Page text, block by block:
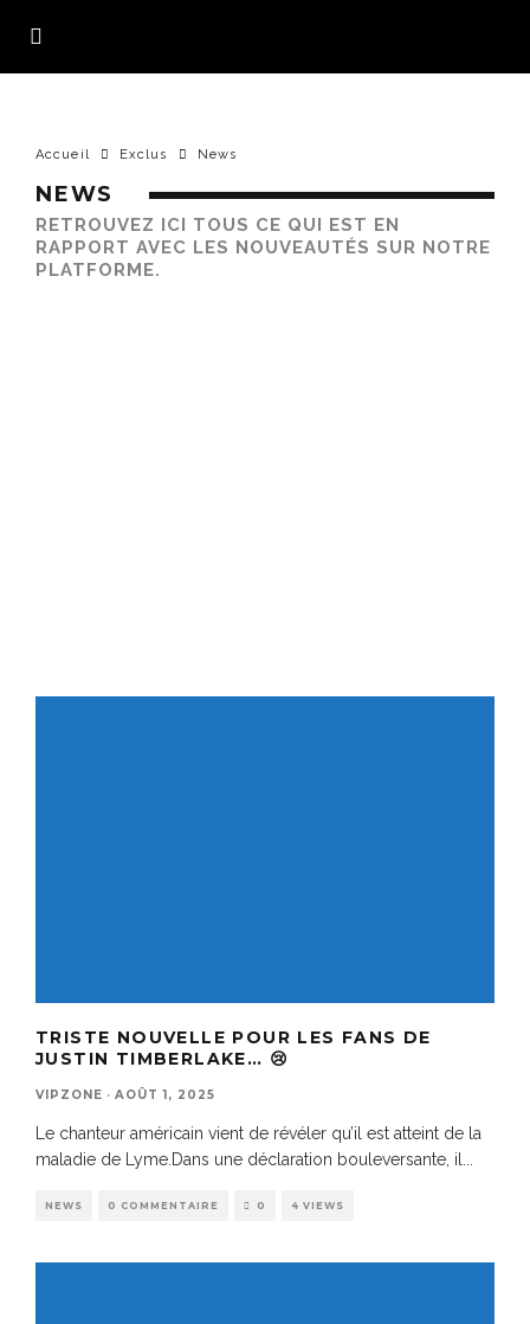
Accueil Exclus News
NEWS
RETROUVEZ ICI TOUS CE QUI EST EN
RAPPORT AVEC LES NOUVEAUTÉS SUR NOTRE
PLATFORME.
TRISTE NOUVELLE POUR LES FANS DE
JUSTIN TIMBERLAKE… 😢
VIPZONE · AOÛT 1, 2025
Le chanteur américain vient de révéler qu’il est atteint de la
maladie de Lyme.Dans une déclaration bouleversante, il
NEWS 0 COMMENTAIRE 0 4 VIEWS